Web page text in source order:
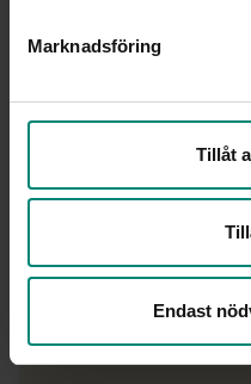
Marknadsföring
Tillåt
Endast
Ålder: 46 år.
och är digital
Familj: Man och
Instagram:
Mathildas kontotrick
sund ekonomi